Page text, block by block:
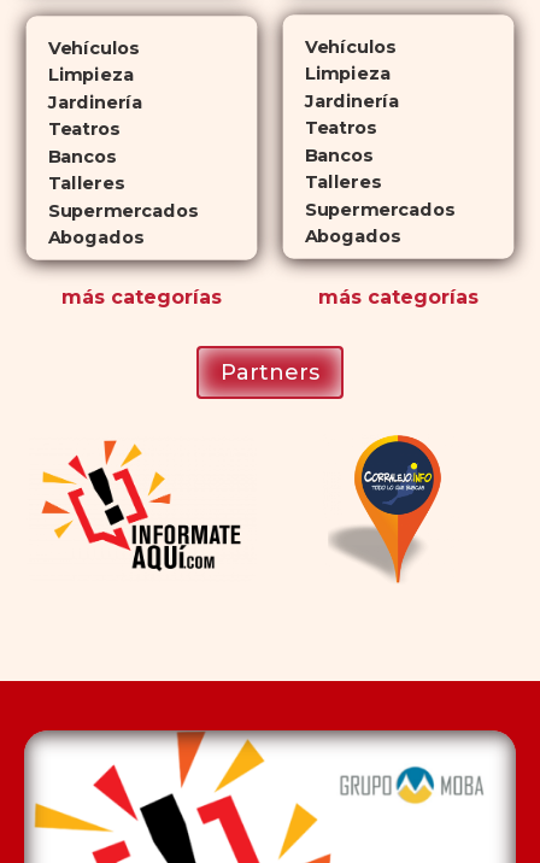
veces más tiempo que Viagra, lo
atractiva para quienes no desean
planificar sus actividades
románticas con antelación.
Vehículos
Limpieza
Jardinería
Teatros
Bancos
Talleres
Supermercados
Abogados
más categorías
Vehículos
Limpieza
Jardinería
Teatros
Bancos
Talleres
Supermercados
Abogados
máscategorías
Partners